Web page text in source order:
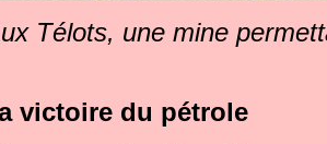
Télots, une mine
victoire du pétrole